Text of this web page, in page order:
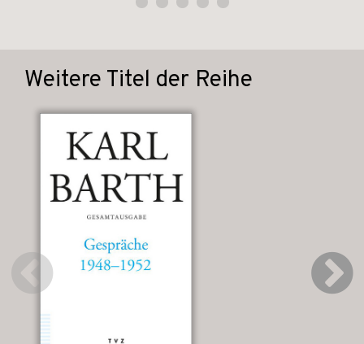
Weitere Titel der Reihe